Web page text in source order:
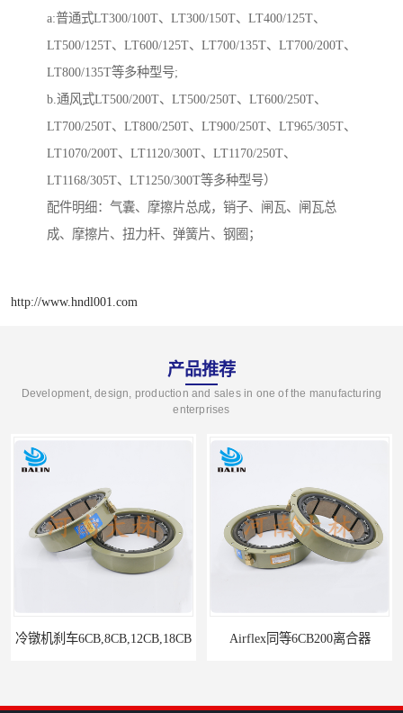
a:普通式LT300/100T、LT300/150T、LT400/125T、
LT500/125T、LT600/125T、LT700/135T、LT700/200T、
LT800/135T等多种型号;
b.通风式LT500/200T、LT500/250T、LT600/250T、
LT700/250T、LT800/250T、LT900/250T、LT965/305T、
LT1070/200T、LT1120/300T、LT1170/250T、
LT1168/305T、LT1250/300T等多种型号）
配件明细：气囊、摩擦片总成，销子、闸瓦、闸瓦总
成、摩擦片、扭力杆、弹簧片、钢圈；
http://www.hndl001.com
产品推荐
Development, design, production and sales in one of the manufacturing
enterprises
冷镦机刹车6CB,8CB,12CB,18CB Airflex同等6CB200离合器